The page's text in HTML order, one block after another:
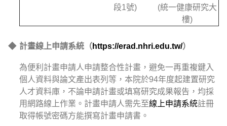
段1號)
(統一健康研究大
樓)
◆ 計畫線上申請系統（ https://erad.nhri.edu.tw/）
為便利計畫申請人申請整合性計畫，避免一再重複鍵入
個人資料與論文產出表列等，本院於94年度起建置研究
人才資料庫，不論申請計畫或填寫研究成果報告，均採
用網路線上作業。計畫申請人需先至線上申請系統註冊
取得帳號密碼方能撰寫計畫申請書。